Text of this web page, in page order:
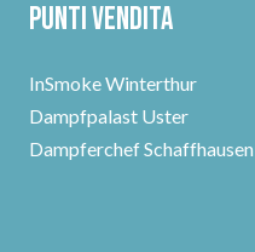
Punti vendita
InSmoke Winterthur
Dampfpalast Uster
Dampferchef Schaffhausen